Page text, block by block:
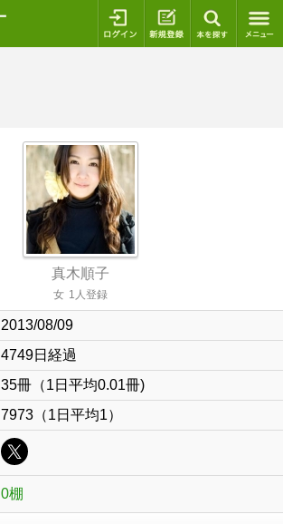
ログイン 新規登録
真木順子
女 1人登録
2013/08/09
4749日経過
35冊（1日平均0.01冊)
7973（1日平均1）
0棚